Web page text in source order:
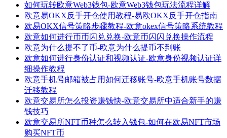
如何玩转欧意Web3钱包-欧意Web3钱包玩法流程详解
欧意易OKX反手开仓使用教程-易欧OKX反手开仓指南
欧易OKX信号策略步骤教程-欧意okex信号策略系统教程
欧意如何进行币币闪兑兑换-欧意币闪闪兑换操作流程
欧意为什么提不了币-欧意为什么提币不到账
欧意如何进行身份认证和视频认证-欧意身份视频认证详
细操作教程
欧意手机号邮箱被占用如何迁移账号-欧意手机账号数据
迁移教程
欧意交易所怎么投资赚钱快-欧意交易所中适合新手的赚
钱技巧
欧意交易所NFT币种怎么转入钱包-如何在欧易NFT市场
购买NFT币